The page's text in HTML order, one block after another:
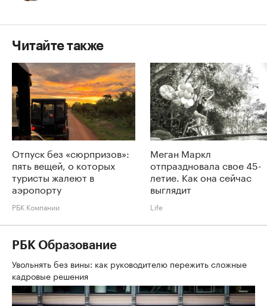
Читайте также
Отпуск без «сюрпризов»:
пять вещей, о которых
туристы жалеют в
аэропорту
РБК Компании
Меган Маркл
отпраздновала свое 45-
летие. Как она сейчас
выглядит
Life
РБК Образование
Увольнять без вины: как руководителю пережить сложные
кадровые решения